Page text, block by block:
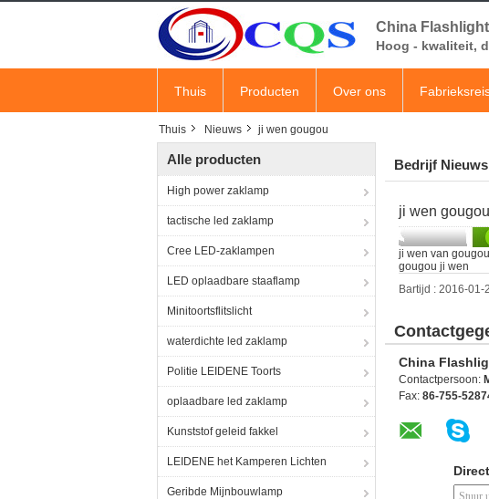
China
Hoog - kwaliteit,
Thuis Producten Over ons
Thuis Nieuws ji wen gougou
Alle producten
High power zaklamp
tactische led zaklamp
Cree LED-zaklampen
LED oplaadbare staaflamp
Minitoortsflitslicht
waterdichte led zaklamp
Politie LEIDENE Toorts
oplaadbare led zaklamp
Kunststof geleid fakkel
LEIDENE het Kamperen Lichten
Geribde Mijnbouwlamp
Bedrijf Nieuws
ji wen gougou
ji wen van
gougou ji wen
Bartijd : 2016-01-
China
Contactpersoon:
Fax: 86-755-